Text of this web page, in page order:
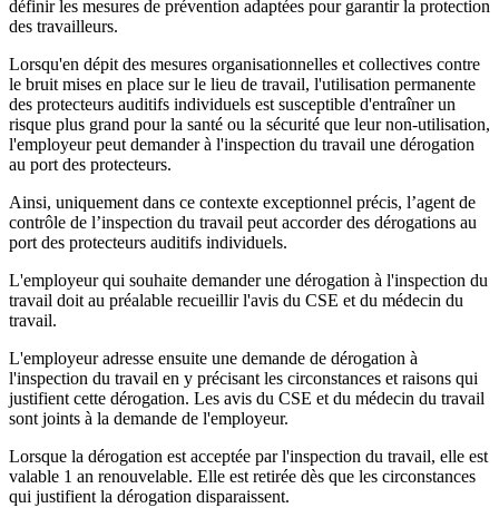
définir les mesures de prévention adaptées pour garantir la protection
des travailleurs.
Lorsqu'en dépit des mesures organisationnelles et collectives contre
le bruit mises en place sur le lieu de travail, l'utilisation permanente
des protecteurs auditifs individuels est susceptible d'entraîner un
risque plus grand pour la santé ou la sécurité que leur non-utilisation,
l'employeur peut demander à l'inspection du travail une dérogation
au port des protecteurs.
Ainsi, uniquement dans ce contexte exceptionnel précis, l’agent de
contrôle de l’inspection du travail peut accorder des dérogations au
port des protecteurs auditifs individuels.
L'employeur qui souhaite demander une dérogation à l'inspection du
travail doit au préalable recueillir l'avis du CSE et du médecin du
travail.
L'employeur adresse ensuite une demande de dérogation à
l'inspection du travail en y précisant les circonstances et raisons qui
justifient cette dérogation. Les avis du CSE et du médecin du travail
sont joints à la demande de l'employeur.
Lorsque la dérogation est acceptée par l'inspection du travail, elle est
valable 1 an renouvelable. Elle est retirée dès que les circonstances
qui justifient la dérogation disparaissent.